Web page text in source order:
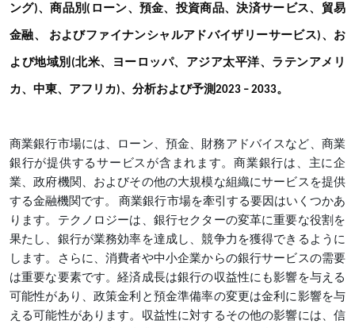
ング)、商品別(ローン、預金、投資商品、決済サービス、貿易
金融、 およびファイナンシャルアドバイザリーサービス)、お
よび地域別(北米、ヨーロッパ、アジア太平洋、ラテンアメリ
カ、中東、アフリカ)、分析および予測2023 – 2033。
商業銀行市場には、ローン、預金、財務アドバイスなど、商業
銀行が提供するサービスが含まれます。商業銀行は、主に企
業、政府機関、およびその他の大規模な組織にサービスを提供
する金融機関です。 商業銀行市場を牽引する要因はいくつかあ
ります。テクノロジーは、銀行セクターの変革に重要な役割を
果たし、銀行が業務効率を達成し、競争力を獲得できるように
します。さらに、消費者や中小企業からの銀行サービスの需要
は重要な要素です。経済成長は銀行の収益性にも影響を与える
可能性があり、政策金利と預金準備率の変更は金利に影響を与
える可能性があります。収益性に対するその他の影響には、信